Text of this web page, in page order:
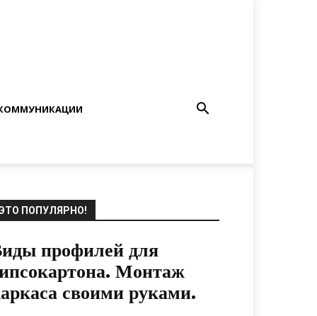
ПОПУЛЯРНО!
профилей для
Монтаж
своими руками.
29.06.2019